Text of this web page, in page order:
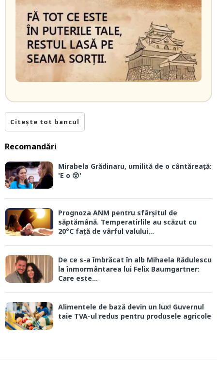
Citește tot bancul
Recomandări
Mirabela Grădinaru, umilită de o cântăreață:
'E o 😲'
Prognoza ANM pentru sfârșitul de
săptămână. Temperatirlile au scăzut cu
20°C față de vârful valului...
De ce s-a îmbrăcat în alb Mihaela Rădulescu
la înmormântarea lui Felix Baumgartner:
Care este...
Alimentele de bază devin un lux! Guvernul
taie TVA-ul redus pentru produsele agricole